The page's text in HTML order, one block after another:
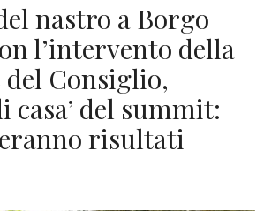
nastro a Borgo
l’intervento della
Consiglio,
casa’ del summit:
risultati